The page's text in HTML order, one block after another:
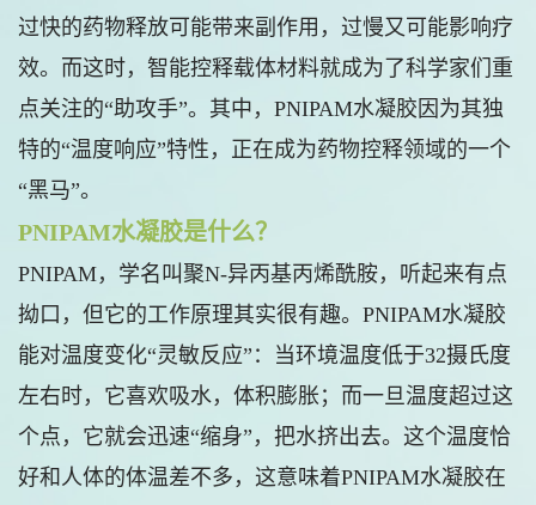
过快的药物释放可能带来副作用，过慢又可能影响疗
效。而这时，智能控释载体材料就成为了科学家们重
点关注的“助攻手”。其中，PNIPAM水凝胶因为其独
特的“温度响应”特性，正在成为药物控释领域的一个
“黑马”。
PNIPAM水凝胶是什么？
PNIPAM，学名叫聚N-异丙基丙烯酰胺，听起来有点
拗口，但它的工作原理其实很有趣。PNIPAM水凝胶
能对温度变化“灵敏反应”：当环境温度低于32摄氏度
左右时，它喜欢吸水，体积膨胀；而一旦温度超过这
个点，它就会迅速“缩身”，把水挤出去。这个温度恰
好和人体的体温差不多，这意味着PNIPAM水凝胶在